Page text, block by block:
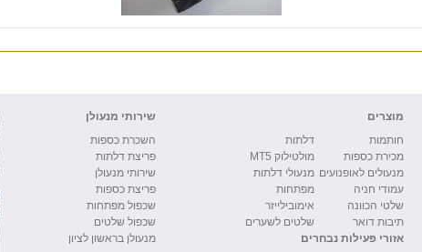
שירותי מנעולן
השכרת כספות
פריצת דלתות
שירותי מנעולן
פריצת כספות
שכפול מפתחות
שכפול שלטים
מנעולן בראשון לציון
מוצרים
דלתות
חותמות
מולטילוק MT5
מכירת כספות
מנעולי דלתות מנעולים לאופנועים
מפתחות
אימובילייזר
עמודי חניה
שלטי הכוונה
שלטים לשערים
תיבות דואר
אזורי פעילות נבחרים